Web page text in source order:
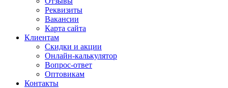
Реквизиты
Вакансии
Карта сайта
Клиентам
Скидки и акции
Онлайн-калькулятор
Вопрос-ответ
Оптовикам
Контакты